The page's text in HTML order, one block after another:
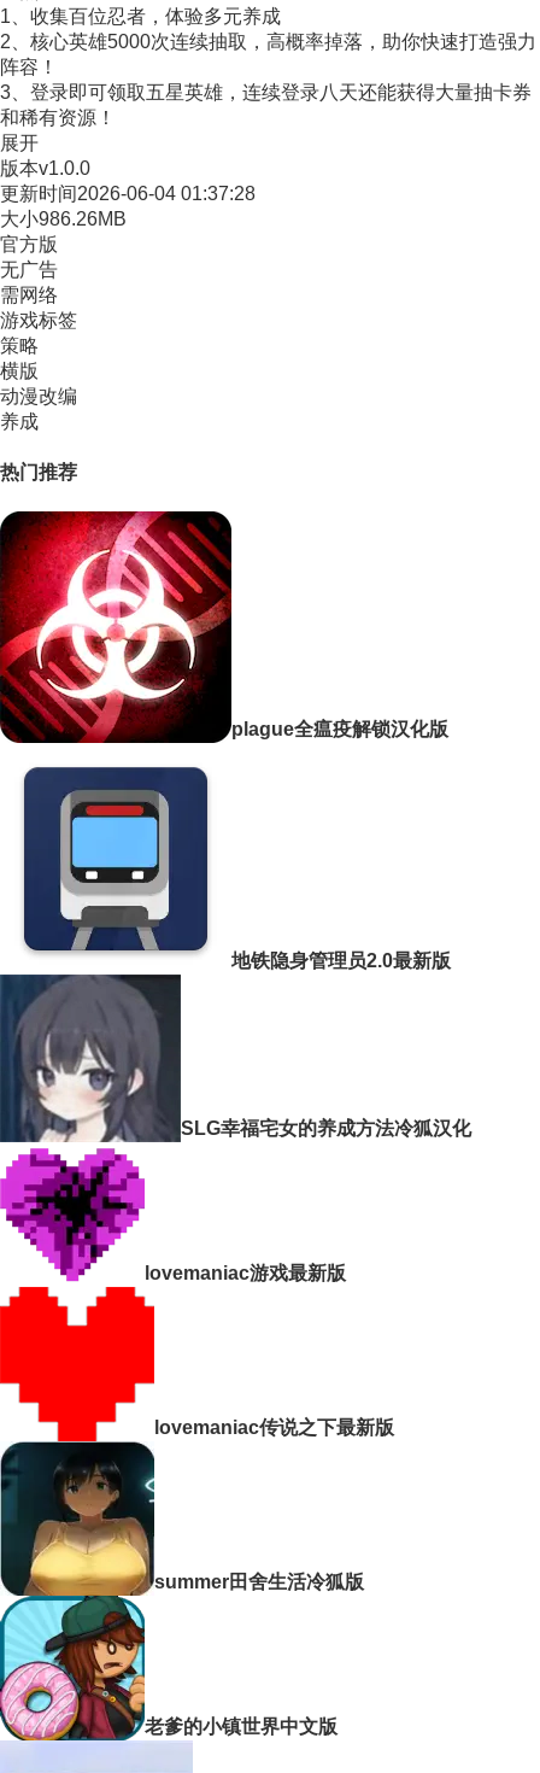
1、收集百位忍者，体验多元养成
2、核心英雄5000次连续抽取，高概率掉落，助你快速打造强力
阵容！
3、登录即可领取五星英雄，连续登录八天还能获得大量抽卡券
和稀有资源！
展开
版本v1.0.0
更新时间2026-06-04 01:37:28
大小986.26MB
官方版
无广告
需网络
游戏标签
策略
横版
动漫改编
养成
热门推荐
plague全瘟疫解锁汉化版
地铁隐身管理员2.0最新版
SLG幸福宅女的养成方法冷狐汉化
lovemaniac游戏最新版
lovemaniac传说之下最新版
summer田舍生活冷狐版
老爹的小镇世界中文版